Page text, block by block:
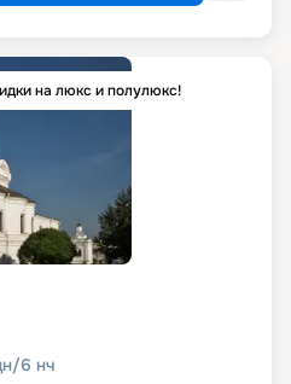
на люкс и полулюкс!
/6 нч